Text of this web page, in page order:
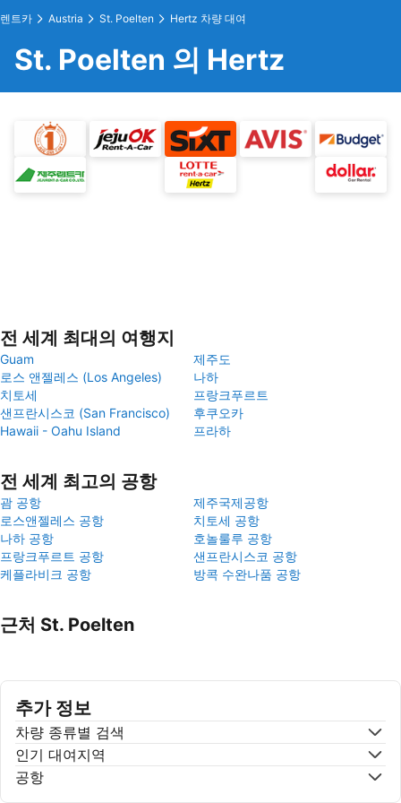
렌트카 Austria St. Poelten Hertz 차량 대여
St. Poelten 의 Hertz
전 세계 최대의 여행지
Guam
제주도
로스 앤젤레스 (Los Angeles)
나하
치토세
프랑크푸르트
샌프란시스코 (San Francisco)
후쿠오카
Hawaii - Oahu Island
프라하
전 세계 최고의 공항
괌 공항
제주국제공항
로스앤젤레스 공항
치토세 공항
나하 공항
호놀룰루 공항
프랑크푸르트 공항
샌프란시스코 공항
케플라비크 공항
방콕 수완나품 공항
근처 St. Poelten
추가 정보
차량 종류별 검색
인기 대여지역
공항